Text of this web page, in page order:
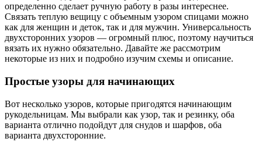
определенно сделает ручную работу в разы интереснее.
Связать теплую вещицу с объемным узором спицами можно
как для женщин и деток, так и для мужчин. Универсальность
двухсторонних узоров — огромный плюс, поэтому научиться
вязать их нужно обязательно. Давайте же рассмотрим
некоторые из них и подробно изучим схемы и описание.
Простые узоры для начинающих
Вот несколько узоров, которые пригодятся начинающим
рукодельницам. Мы выбрали как узор, так и резинку, оба
варианта отлично подойдут для снудов и шарфов, оба
варианта двухсторонние.